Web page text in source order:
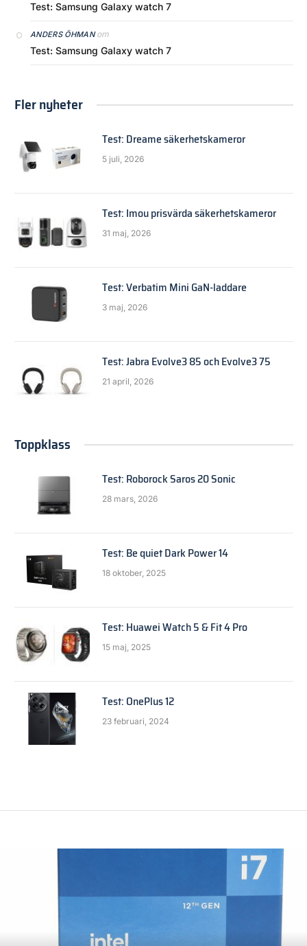
Test: Samsung Galaxy watch 7
ANDERS ÖHMANom
Test: Samsung Galaxy watch 7
Fler nyheter
Test: Dreame säkerhetskameror
5 juli, 2026
Test: Imou prisvärda säkerhetskameror
31 maj, 2026
Test: Verbatim Mini GaN-laddare
3 maj, 2026
Test: Jabra Evolve3 85 och Evolve3 75
21 april, 2026
Toppklass
Test: Roborock Saros 20 Sonic
28 mars, 2026
Test: Be quiet Dark Power 14
18 oktober, 2025
Test: Huawei Watch 5 & Fit 4 Pro
15 maj, 2025
Test: OnePlus 12
23 februari, 2024